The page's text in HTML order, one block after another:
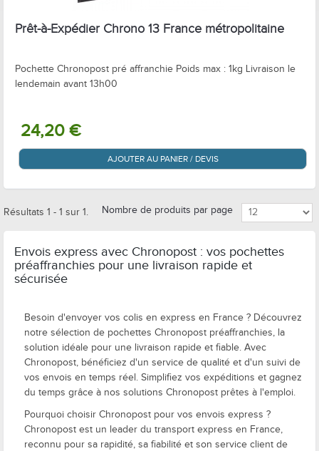
Prêt-à-Expédier Chrono 13 France métropolitaine
Pochette Chronopost pré affranchie Poids max : 1kg Livraison le
lendemain avant 13h00
24,20 €
AJOUTER AU PANIER / DEVIS
Résultats 1 - 1 sur 1. Nombre de produits par page
Envois express avec Chronopost : vos pochettes
préaffranchies pour une livraison rapide et
sécurisée
Besoin d'envoyer vos colis en express en France ? Découvrez
notre sélection de pochettes Chronopost préaffranchies, la
solution idéale pour une livraison rapide et fiable. Avec
Chronopost, bénéficiez d'un service de qualité et d'un suivi de
vos envois en temps réel. Simplifiez vos expéditions et gagnez
du temps grâce à nos solutions Chronopost prêtes à l'emploi.
Pourquoi choisir Chronopost pour vos envois express ?
Chronopost est un leader du transport express en France,
reconnu pour sa rapidité, sa fiabilité et son service client de